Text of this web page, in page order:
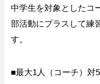
中学生を対象としたコ
部活動にプラスして練
す。
■最大1人（コーチ）対